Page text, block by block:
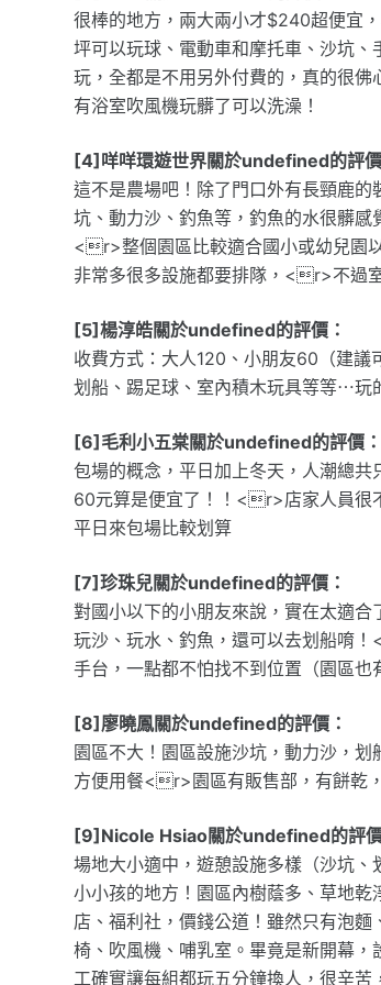
很棒的地方，兩大兩小才$240超便宜
坪可以玩球、電動車和摩托車、沙坑
玩，全都是不用另外付費的，真的很
有浴室吹風機玩髒了可以洗澡！
[4]咩咩環遊世界關於undefined的評價
這不是農場吧！除了門口外有長頸鹿
坑、動力沙、釣魚等，釣魚的水很髒感
<r>整個園區比較適合國小或幼兒園
非常多很多設施都要排隊，<r>不過
[5]楊淳皓關於undefined的評價：
收費方式：大人120、小朋友60（建
划船、踢足球、室內積木玩具等等⋯玩
[6]毛利小五棠關於undefined的評價：
包場的概念，平日加上冬天，人潮總
60元算是便宜了！！<r>店家人員很
平日來包場比較划算
[7]珍珠兒關於undefined的評價：
對國小以下的小朋友來說，實在太適
玩沙、玩水、釣魚，還可以去划船唷
手台，一點都不怕找不到位置（園區
[8]廖曉鳳關於undefined的評價：
園區不大！園區設施沙坑，動力沙，
方便用餐<r>園區有販售部，有餅乾
[9]Nicole Hsiao關於undefined的評價
場地大小適中，遊憩設施多樣（沙坑
小小孩的地方！園區內樹蔭多、草地
店、福利社，價錢公道！雖然只有泡
椅、吹風機、哺乳室。畢竟是新開幕
工確實讓每組都玩五分鐘換人，很辛